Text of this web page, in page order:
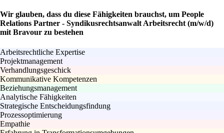
Wir glauben, dass du diese Fähigkeiten brauchst, um People
Relations Partner - Syndikusrechtsanwalt Arbeitsrecht (m/w/d)
mit Bravour zu bestehen
Arbeitsrechtliche Expertise
Projektmanagement
Verhandlungsgeschick
Kommunikative Kompetenzen
Beziehungsmanagement
Analytische Fähigkeiten
Strategische Entscheidungsfindung
Prozessoptimierung
Empathie